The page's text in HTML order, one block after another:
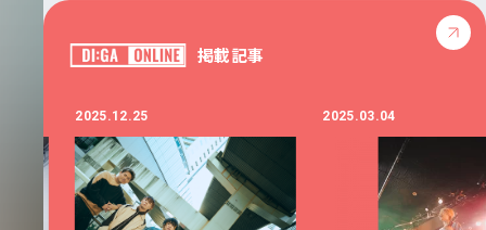
掲載記事
2025.12.25 2025.03.04